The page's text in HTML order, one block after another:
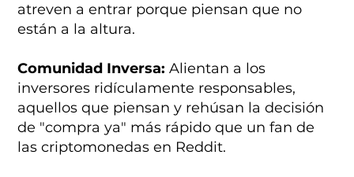
atreven a entrar porque piensan que no
están a la altura.
Comunidad Inversa: Alientan a los
inversores ridículamente responsables,
aquellos que piensan y rehúsan la decisión
de "compra ya" más rápido que un fan de
las criptomonedas en Reddit.